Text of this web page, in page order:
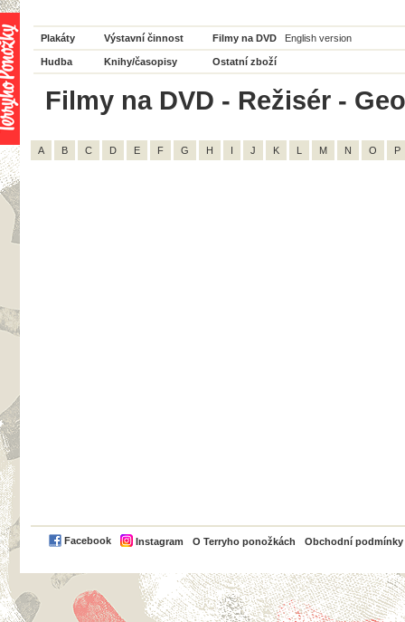
Plakáty Výstavní činnost Filmy na DVD English version
Hudba Knihy/časopisy Ostatní zboží
Filmy na DVD - Režisér -
A B C D E F G H I J K L M N O P
Facebook Instagram O Terryho ponožkách Obchodní podmínky
PayPal